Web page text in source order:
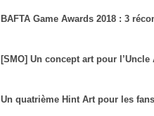
BAFTA Game Awards 2018 : 3
[SMO] Un concept art pour
Un quatrième Hint Art pour les